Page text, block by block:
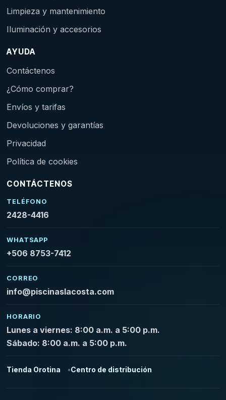
Limpieza y mantenimiento
Iluminación y accesorios
AYUDA
Contáctenos
¿Cómo comprar?
Envíos y tarifas
Devoluciones y garantías
Privacidad
Política de cookies
CONTÁCTENOS
TELÉFONO
2428-4416
WHATSAPP
+506 8753-7412
CORREO
info@piscinaslacosta.com
HORARIO
Lunes a viernes: 8:00 a.m. a 5:00 p.m.
Sábado: 8:00 a.m. a 5:00 p.m.
Tienda Orotina Centro de distribución